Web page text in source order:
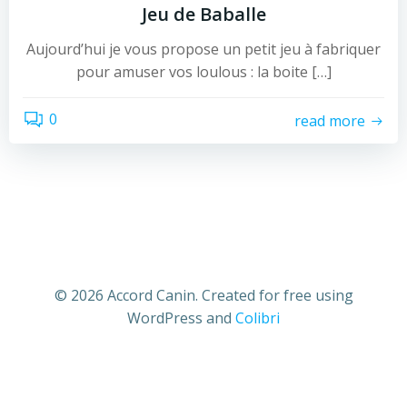
Jeu de Baballe
Aujourd’hui je vous propose un petit jeu à fabriquer
pour amuser vos loulous : la boite […]
0 read more
© 2026 Accord Canin. Created for free using
WordPress and Colibri